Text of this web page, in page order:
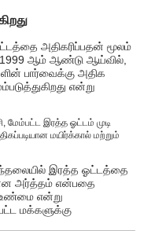
அதிகரிப்பதன் மூலம்
1999 ஆம் ஆண்டு ஆய்வில்,
பார்வைக்கு அதிக
என்று
மேம்பட்ட இரத்த ஓட்டம் முடி
மயிர்க்கால் மற்றும்
இரத்த ஓட்டத்தை
என்ன அர்த்தம் என்பதை
உண்மை என்று
மக்களுக்கு